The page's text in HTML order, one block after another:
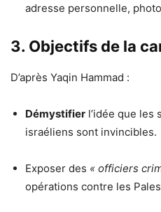
adresse personnelle,
3. Objectifs de la
D’après Yaqin Hammad :
Démystifier l’idée que les
israéliens sont invincibles.
Exposer des « officiers
opérations contre les